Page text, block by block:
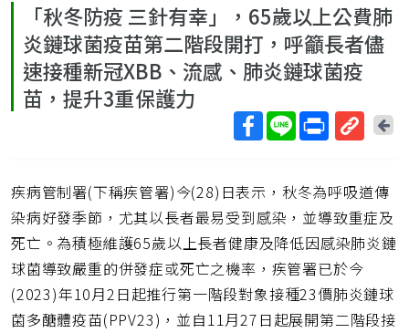
「秋冬防疫 三針有幸」，65歲以上公費肺
炎鏈球菌疫苗第二階段開打，呼籲長者儘
速接種新冠XBB、流感、肺炎鏈球菌疫
苗，提升3重保護力
短
網
址
回
疾病管制署(下稱疾管署)今(28)日表示，秋冬為呼吸道傳
染病好發季節，尤其以長者最易受到感染，並導致重症及
死亡。為積極維護65歲以上長者健康及降低因感染肺炎鏈
球菌導致嚴重的併發症或死亡之機率，疾管署已於今
(2023)年10月2日起推行第一階段對象接種23價肺炎鏈球
菌多醣體疫苗(PPV23)，並自11月27日起展開第二階段接